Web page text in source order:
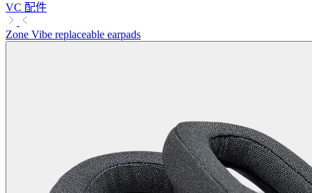
VC 配件
Zone Vibe replaceable earpads